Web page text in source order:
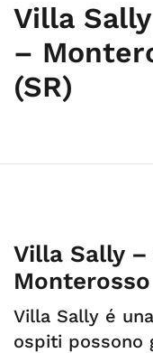
Villa
–
(SR)
Villa Sally –
Villa Sally é
ospiti possono